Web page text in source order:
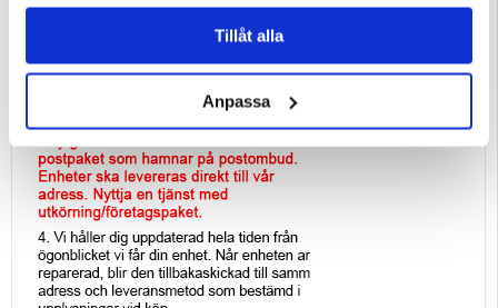
Tillåt alla
Anpassa